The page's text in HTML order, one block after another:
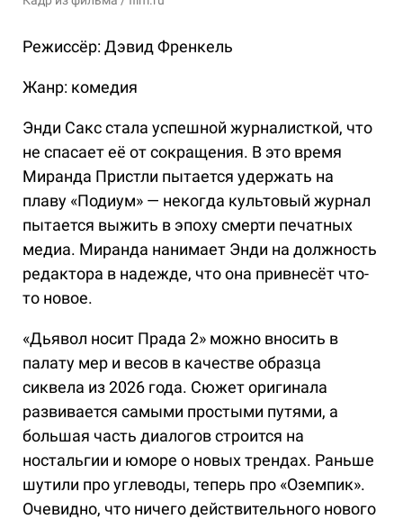
Режиссёр: Дэвид Френкель
Жанр: комедия
Энди Сакс стала успешной журналисткой, что
не спасает её от сокращения. В это время
Миранда Пристли пытается удержать на
плаву «Подиум» — некогда культовый журнал
пытается выжить в эпоху смерти печатных
медиа. Миранда нанимает Энди на должность
редактора в надежде, что она привнесёт что-
то новое.
«Дьявол носит Прада 2» можно вносить в
палату мер и весов в качестве образца
сиквела из 2026 года. Сюжет оригинала
развивается самыми простыми путями, а
большая часть диалогов строится на
ностальгии и юморе о новых трендах. Раньше
шутили про углеводы, теперь про «Оземпик».
Очевидно, что ничего действительного нового